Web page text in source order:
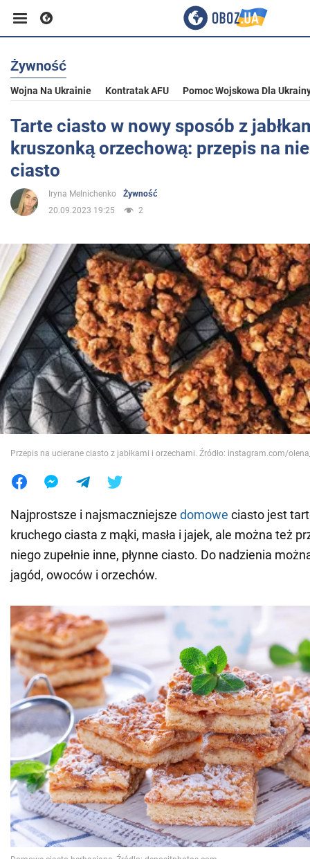
Biznes
Sport
Rozrywka
Życie
Polityka
Społeczeństwo
Wojna na Ukrainie
Świat
Jedzenie
Żywność
Wojna Na Ukrainie Kontratak AFU Pomoc Wojskowa Dla
Tarte ciasto w nowy sposób z
kruszonką orzechową: przepis na
ciasto
Iryna Melnichenko
Żywność
20.09.2023 19:25
2
Przepis na ucierane ciasto z jabłkami i orzechami. Źródło: instagram.com/
Najprostsze i najsmaczniejsze domowe ciasto jest
kruchego ciasta z mąki, masła i jajek, ale można też
niego zupełnie inne, płynne ciasto. Do nadzienia
jagód, owoców i orzechów.